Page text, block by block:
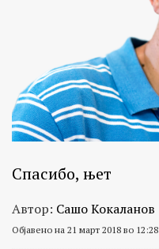
Спасибо, њет
Автор: Сашо Кокаланов
Објавено на 21 март 2018 во 12:28